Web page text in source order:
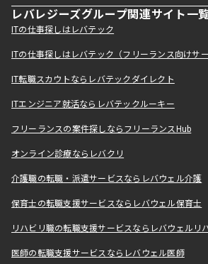
レバレジーズグループ関連サイト一
ITの仕事探しはレバテック
ITの仕事探しはレバテック（フリーランス向けサー
IT転職スカウトならレバテックダイレクト
ITエンジニア就活ならレバテックルーキー
フリーランスの案件探しならフリーランスHub
オンライン診療ならレバクリ
介護職の転職・派遣サービスならレバウェル介護
保育士の転職支援サービスならレバウェル保育士
リハビリ職の転職支援サービスならレバウェルリ
医師の転職支援サービスならレバウェル医師